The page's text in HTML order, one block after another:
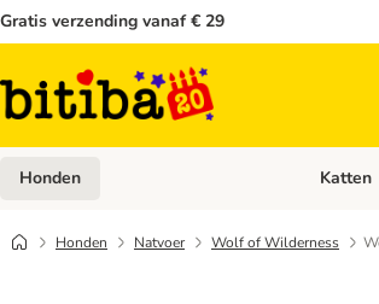
Gratis verzending vanaf € 29
Honden Open
Katten
Honden Natvoer Wolf of Wilderness